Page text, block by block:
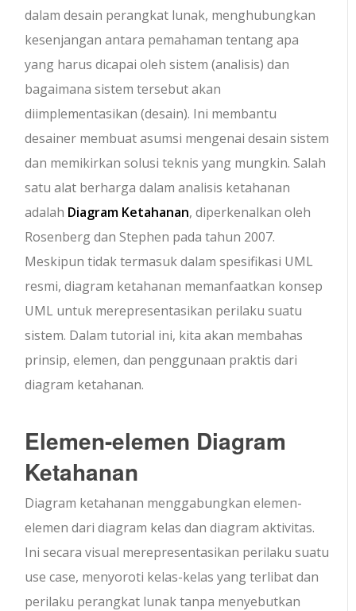
dalam desain perangkat lunak, menghubungkan
kesenjangan antara pemahaman tentang apa
yang harus dicapai oleh sistem (analisis) dan
bagaimana sistem tersebut akan
diimplementasikan (desain). Ini membantu
desainer membuat asumsi mengenai desain sistem
dan memikirkan solusi teknis yang mungkin. Salah
satu alat berharga dalam analisis ketahanan
adalah Diagram Ketahanan, diperkenalkan oleh
Rosenberg dan Stephen pada tahun 2007.
Meskipun tidak termasuk dalam spesifikasi UML
resmi, diagram ketahanan memanfaatkan konsep
UML untuk merepresentasikan perilaku suatu
sistem. Dalam tutorial ini, kita akan membahas
prinsip, elemen, dan penggunaan praktis dari
diagram ketahanan.
Elemen-elemen Diagram
Ketahanan
Diagram ketahanan menggabungkan elemen-
elemen dari diagram kelas dan diagram aktivitas.
Ini secara visual merepresentasikan perilaku suatu
use case, menyoroti kelas-kelas yang terlibat dan
perilaku perangkat lunak tanpa menyebutkan